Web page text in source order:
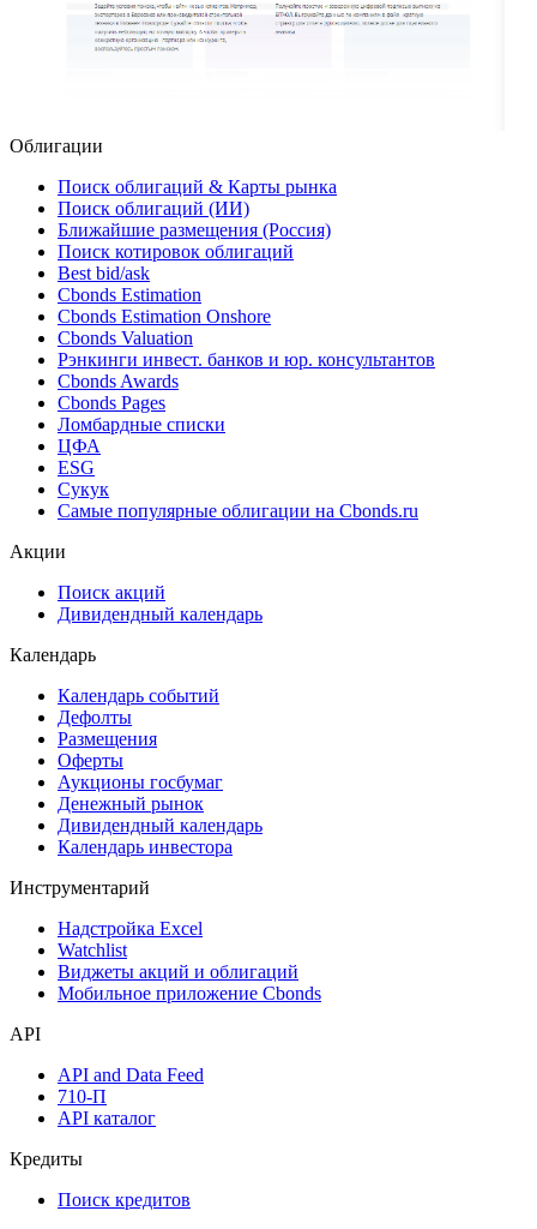
Облигации
Поиск облигаций & Карты рынка
Поиск облигаций (ИИ)
Ближайшие размещения (Россия)
Поиск котировок облигаций
Best bid/ask
Cbonds Estimation
Cbonds Estimation Onshore
Cbonds Valuation
Рэнкинги инвест. банков и юр. консультантов
Cbonds Awards
Cbonds Pages
Ломбардные списки
ESG
Самые популярные облигации на Cbonds.ru
Дивидендный календарь
Календарь
Календарь событий
Дефолты
Размещения
Оферты
Аукционы госбумаг
Денежный рынок
Календарь инвестора
Инструментарий
Надстройка Excel
Мобильное приложение Cbonds
API
API and Data Feed
API каталог